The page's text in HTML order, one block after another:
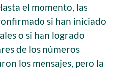
el momento, las
si han iniciado
o si han logrado
de los números
los mensajes, pero la